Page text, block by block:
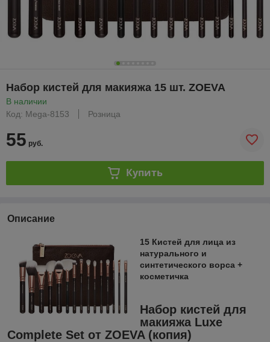
Набор кистей для макияжа 15 шт. ZOEVA
В наличии
Код: Mega-8153
Розница
55 руб.
Купить
Описание
15 Кистей для лица из
натурального и
синтетического ворса +
косметичка
Набор кистей для
макияжа Luxe
Complete Set от ZOEVA (копия)